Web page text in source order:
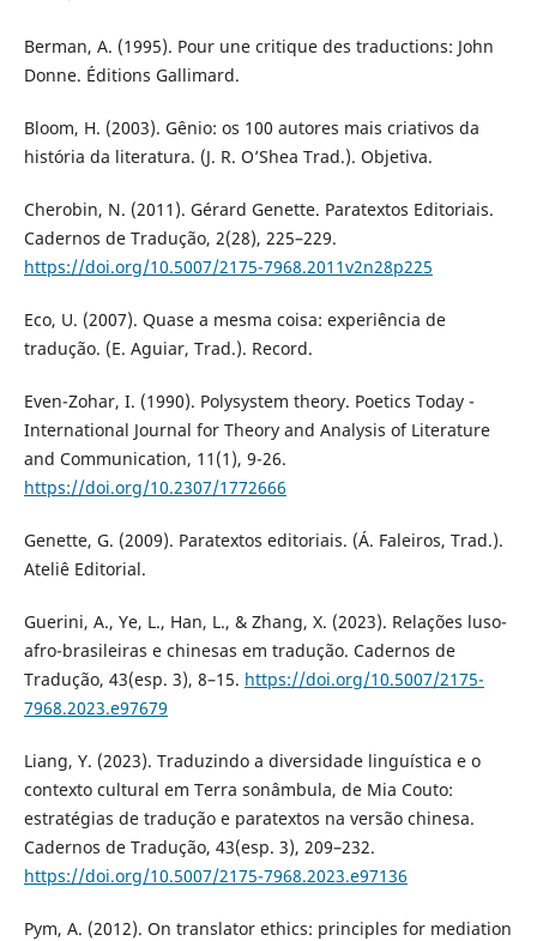
Berman, A. (1995). Pour une critique des traductions: John
Donne. Éditions Gallimard.
Bloom, H. (2003). Gênio: os 100 autores mais criativos da
história da literatura. (J. R. O’Shea Trad.). Objetiva.
Cherobin, N. (2011). Gérard Genette. Paratextos Editoriais.
Cadernos de Tradução, 2(28), 225–229.
https://doi.org/10.5007/2175-7968.2011v2n28p225
Eco, U. (2007). Quase a mesma coisa: experiência de
tradução. (E. Aguiar, Trad.). Record.
Even-Zohar, I. (1990). Polysystem theory. Poetics Today -
International Journal for Theory and Analysis of Literature
and Communication, 11(1), 9-26.
https://doi.org/10.2307/1772666
Genette, G. (2009). Paratextos editoriais. (Á. Faleiros, Trad.).
Ateliê Editorial.
Guerini, A., Ye, L., Han, L., & Zhang, X. (2023). Relações luso-
afro-brasileiras e chinesas em tradução. Cadernos de
Tradução, 43(esp. 3), 8–15. https://doi.org/10.5007/2175-
7968.2023.e97679
Liang, Y. (2023). Traduzindo a diversidade linguística e o
contexto cultural em Terra sonâmbula, de Mia Couto:
estratégias de tradução e paratextos na versão chinesa.
Cadernos de Tradução, 43(esp. 3), 209–232.
https://doi.org/10.5007/2175-7968.2023.e97136
Pym, A. (2012). On translator ethics: principles for mediation